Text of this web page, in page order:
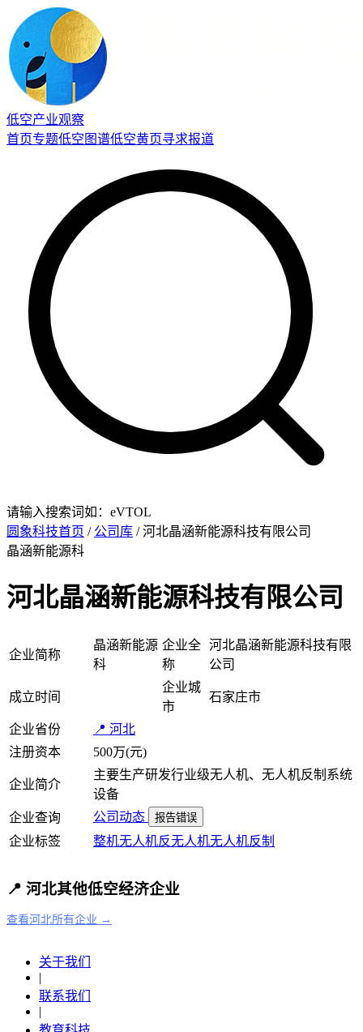
低空产业观察
首页专题低空图谱低空黄页寻求报道
请输入搜索词如：eVTOL
圆象科技首页 / 公司库 / 河北晶涵新能源科技有限公司
晶涵新能源科
河北晶涵新能源科技有限公司
企业简称
晶涵新能源
科
企业全
称
河北晶涵新能源科技有限
公司
成立时间
企业城
市
石家庄市
企业省份
📍 河北
注册资本
500万(元)
企业简介
主要生产研发行业级无人机、无人机反制系统
设备
企业查询
公司动态 报告错误
企业标签 整机无人机反无人机无人机反制
📍 河北其他低空经济企业
查看河北所有企业 →
关于我们
|
联系我们
|